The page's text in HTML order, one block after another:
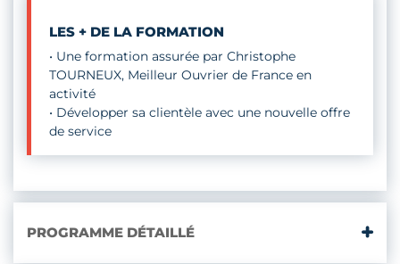
LES + DE LA FORMATION
• Une formation assurée par Christophe
TOURNEUX, Meilleur Ouvrier de France en
activité
• Développer sa clientèle avec une nouvelle offre
de service
PROGRAMME DÉTAILLÉ